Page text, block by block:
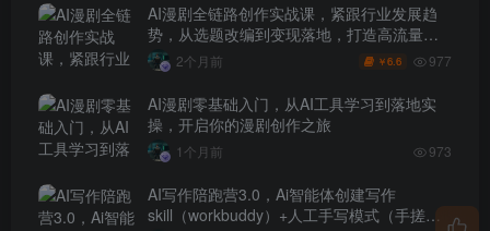
AI漫剧全链路创作实战课，紧跟行业发展趋
势，从选题改编到变现落地，打造高流量优
质作品2个月前 ￥6.6 977
AI漫剧零基础入门，从AI工具学习到落地实
操，开启你的漫剧创作之旅
1个月前 973
AI写作陪跑营3.0，Ai智能体创建写作
skill（workbuddy）+人工手写模式（手搓模